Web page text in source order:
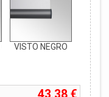
VISTO NEGRO